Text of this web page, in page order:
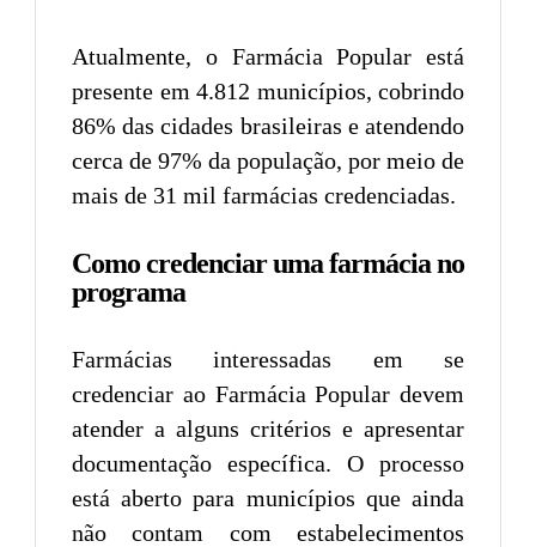
Atualmente, o Farmácia Popular está
presente em 4.812 municípios, cobrindo
86% das cidades brasileiras e atendendo
cerca de 97% da população, por meio de
mais de 31 mil farmácias credenciadas.
Como credenciar uma farmácia no
programa
Farmácias interessadas em se
credenciar ao Farmácia Popular devem
atender a alguns critérios e apresentar
documentação específica. O processo
está aberto para municípios que ainda
não contam com estabelecimentos